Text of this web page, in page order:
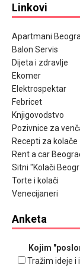
Linkovi
Apartmani
Balon Servis
Dijeta i zdravlje
Ekomer
Elektrospektar
Febricet
Knjigovodstvo
Pozivnice za
Recepti za kolače
Rent a car
Sitni "Kolači
Torte i kolači
Venecijaneri
Anketa
Kojim
Tražim ideje i